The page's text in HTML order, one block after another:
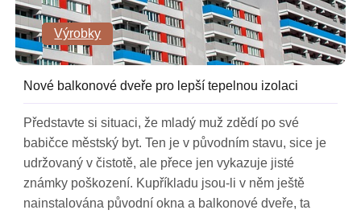
Výrobky
Nové balkonové dveře pro lepší tepelnou izolaci
Představte si situaci, že mladý muž zdědí po své
babičce městský byt. Ten je v původním stavu, sice je
udržovaný v čistotě, ale přece jen vykazuje jisté
známky poškození. Kupříkladu jsou-li v něm ještě
nainstalována původní okna a balkonové dveře, ta